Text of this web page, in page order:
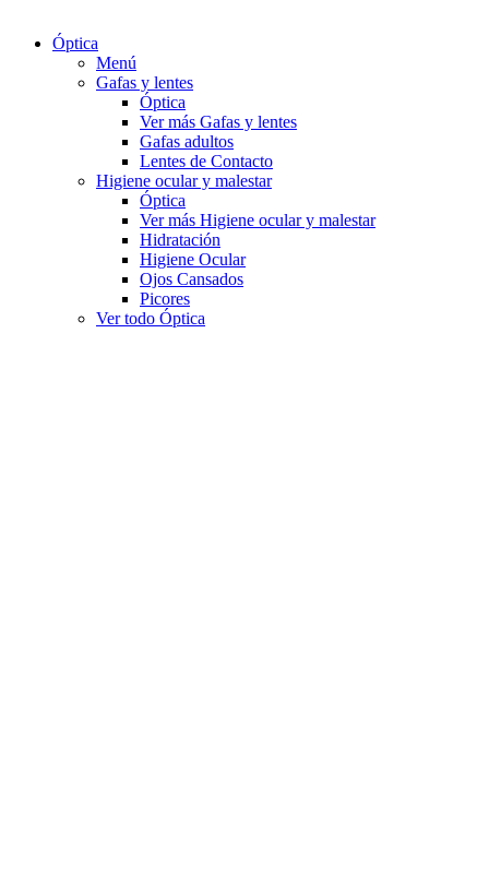
Óptica
Menú
Gafas y lentes
Óptica
Ver más Gafas y lentes
Gafas adultos
Lentes de Contacto
Higiene ocular y malestar
Óptica
Ver más Higiene ocular y malestar
Hidratación
Higiene Ocular
Ojos Cansados
Picores
Ver todo Óptica